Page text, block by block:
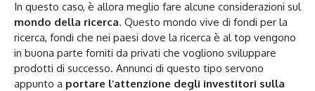
In questo caso, è allora meglio fare alcune considerazioni sul
mondo della ricerca. Questo mondo vive di fondi per la
ricerca, fondi che nei paesi dove la ricerca è al top vengono
in buona parte forniti da privati che vogliono sviluppare
prodotti di successo. Annunci di questo tipo servono
appunto a portare l’attenzione degli investitori sulla